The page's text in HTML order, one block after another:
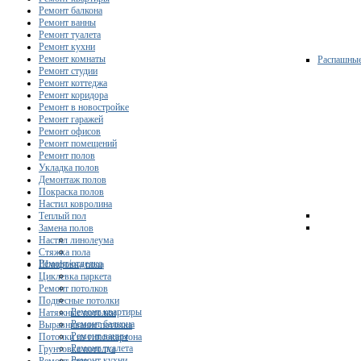
Ремонт/отделка
Ремонт квартиры
Ремонт балкона
Ремонт ванны
Ремонт туалета
Ремонт балкона
Ремонт ванны
Ремонт туалета
Ремонт кухни
Ремонт комнаты
Ремонт студии
Ремонт коттеджа
Ремонт коридора
Ремонт в новостройке
Ремонт гаражей
Ремонт офисов
Ремонт помещений
Ремонт полов
Укладка полов
Демонтаж полов
Покраска полов
Настил ковролина
Теплый пол
Замена полов
Настил линолеума
Стяжка пола
Шлифовка пола
Циклевка паркета
Ремонт потолков
Подвесные потолки
Натяжные потолки
Выравнивание потолка
Потолки из гипсокартона
Грунтовка потолка